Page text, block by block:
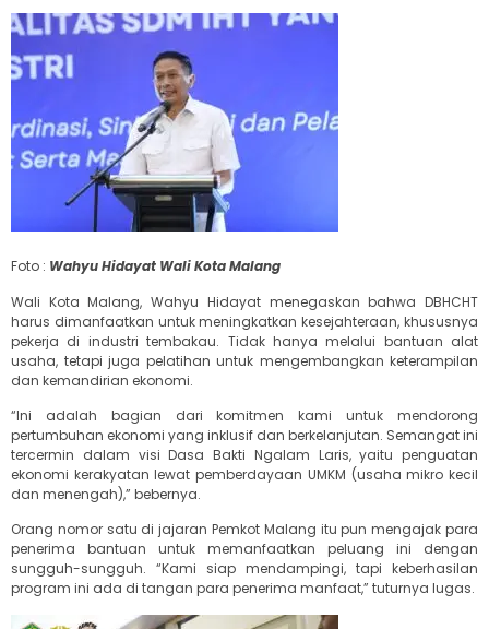
Foto : Wahyu Hidayat Wali Kota Malang
Wali Kota Malang, Wahyu Hidayat menegaskan bahwa DBHCHT
harus dimanfaatkan untuk meningkatkan kesejahteraan, khususnya
pekerja di industri tembakau. Tidak hanya melalui bantuan alat
usaha, tetapi juga pelatihan untuk mengembangkan keterampilan
dan kemandirian ekonomi.
“Ini adalah bagian dari komitmen kami untuk mendorong
pertumbuhan ekonomi yang inklusif dan berkelanjutan. Semangat ini
tercermin dalam visi Dasa Bakti Ngalam Laris, yaitu penguatan
ekonomi kerakyatan lewat pemberdayaan UMKM (usaha mikro kecil
dan menengah),” bebernya.
Orang nomor satu di jajaran Pemkot Malang itu pun mengajak para
penerima bantuan untuk memanfaatkan peluang ini dengan
sungguh-sungguh. “Kami siap mendampingi, tapi keberhasilan
program ini ada di tangan para penerima manfaat,” tuturnya lugas.